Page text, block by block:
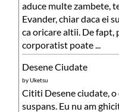
aduce multe zambete,
Evander, chiar daca ei
ca oricare altii. De fapt,
corporatist poate ...
Desene Ciudate
byUketsu
Cititi Desene ciudate,
suspans. Eu nu am